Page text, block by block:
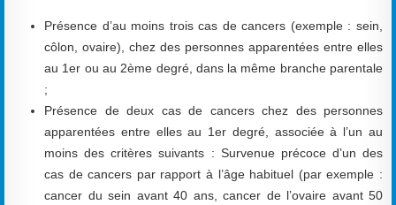
Présence d’au moins trois cas de cancers (exemple : sein,
côlon, ovaire), chez des personnes apparentées entre elles
au 1er ou au 2ème degré, dans la même branche parentale
;
Présence de deux cas de cancers chez des personnes
apparentées entre elles au 1er degré, associée à l’un au
moins des critères suivants : Survenue précoce d’un des
cas de cancers par rapport à l’âge habituel (par exemple :
cancer du sein avant 40 ans, cancer de l’ovaire avant 50